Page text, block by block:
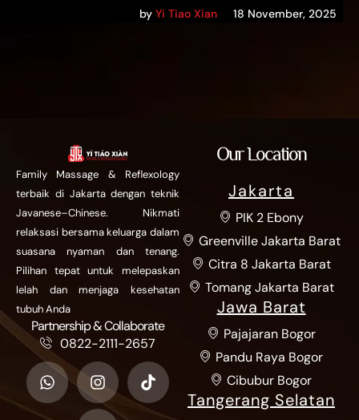
byYi Tiao Xian 18 November, 2025
Family Massage & Reflexology
terbaik di Jakarta dengan teknik
Javanese–Chinese. Nikmati
relaksasi bersama keluarga dalam
suasana nyaman dan tenang.
Pilihan tepat untuk melepaskan
lelah dan menjaga kesehatan
tubuh Anda
Partnership & Collaborate
0822-2111-2657
Our Location
Jakarta
PIK 2 Ebony
Greenville Jakarta Barat
Citra 8 Jakarta Barat
Tomang Jakarta Barat
Jawa Barat
Pajajaran Bogor
Pandu Raya Bogor
Cibubur Bogor
Tangerang Selatan